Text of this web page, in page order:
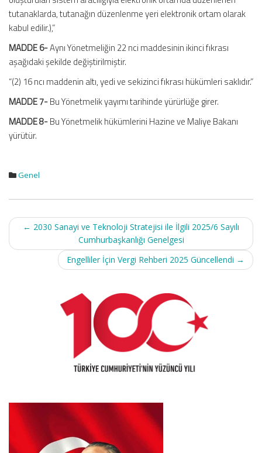
tutanaklarda, tutanağın düzenlenme yeri elektronik ortam olarak
kabul edilir.),”
MADDE 6-Aynı Yönetmeliğin 22 nci maddesinin ikinci fıkrası
aşağıdaki şekilde değiştirilmiştir.
“(2) 16 ncı maddenin altı, yedi ve sekizinci fıkrası hükümleri saklıdır.”
MADDE 7-Bu Yönetmelik yayımı tarihinde yürürlüğe girer.
MADDE 8-Bu Yönetmelik hükümlerini Hazine ve Maliye Bakanı
yürütür.
Genel
Post
navigation
← 2030 Sanayi ve Teknoloji Stratejisi ile İlgili 2025/6 Sayılı
Cumhurbaşkanlığı Genelgesi
Engelliler İçin Vergi Rehberi 2025 Güncellendi →